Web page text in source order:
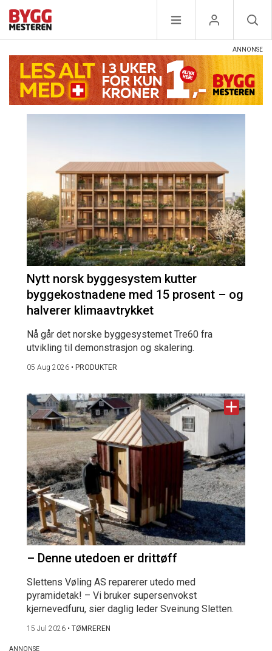
Nytt norsk byggesystem kutter
byggekostnadene med 15 prosent – og
halverer klimaavtrykket
Nå går det norske byggesystemet Tre60 fra
utvikling til demonstrasjon og skalering.
05 Aug 2026 • PRODUKTER
– Denne utedoen er drittøff
Slettens Vøling AS reparerer utedo med
pyramidetak! – Vi bruker supersenvokst
kjernevedfuru, sier daglig leder Sveinung Sletten.
15 Jul 2026 • TØMREREN